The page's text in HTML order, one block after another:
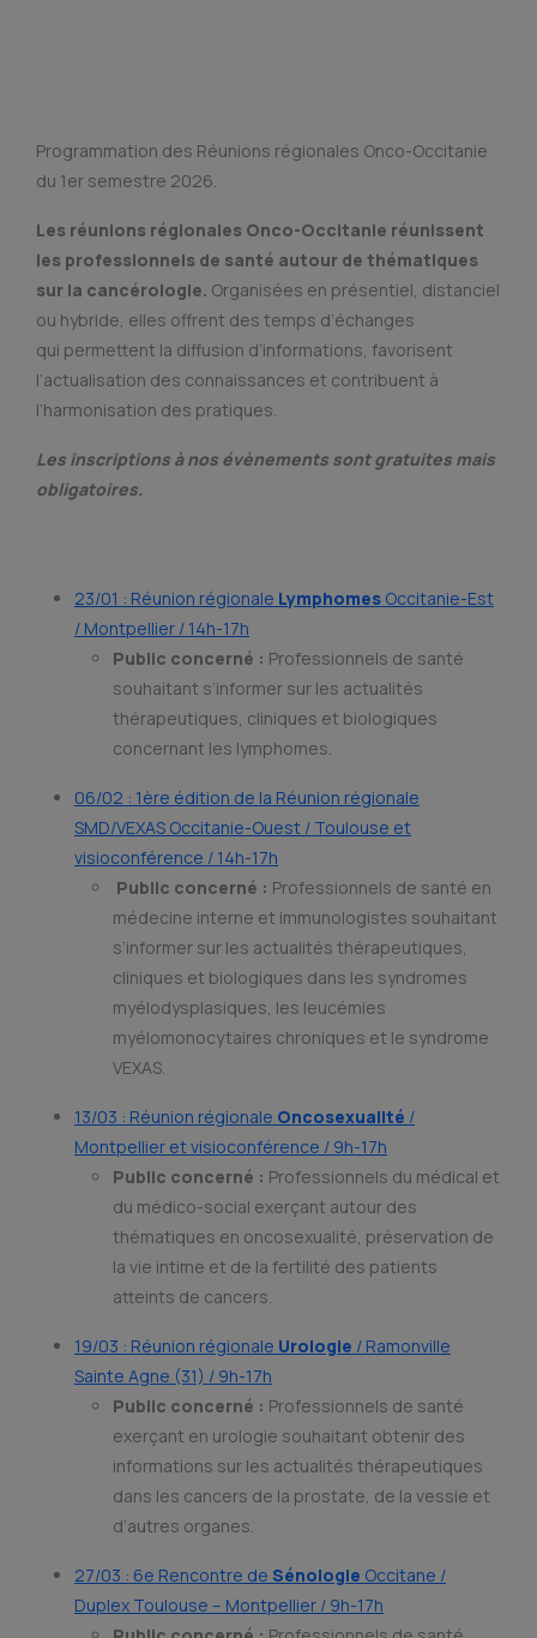
Programmation des Réunions régionales Onco-Occitanie
du 1er semestre 2026.
Les réunions régionales Onco-Occitanie réunissent
les professionnels de santé autour de thématiques
sur la cancérologie. Organisées en présentiel, distanciel
ou hybride, elles offrent des temps d’échanges
qui permettent la diffusion d’informations, favorisent
l’actualisation des connaissances et contribuent à
l’harmonisation des pratiques.
Les inscriptions à nos évènements sont gratuites mais
obligatoires.
23/01 : Réunion régionale Lymphomes Occitanie-Est
/ Montpellier / 14h-17h
Public concerné : Professionnels de santé
souhaitant s’informer sur les actualités
thérapeutiques, cliniques et biologiques
concernant les lymphomes.
06/02 : 1ère édition de la Réunion régionale
SMD/VEXAS Occitanie-Ouest / Toulouse et
visioconférence / 14h-17h
Public concerné : Professionnels de santé en
médecine interne et immunologistes souhaitant
s’informer sur les actualités thérapeutiques,
cliniques et biologiques dans les syndromes
myélodysplasiques, les leucémies
myélomonocytaires chroniques et le syndrome
VEXAS.
13/03 : Réunion régionale Oncosexualité /
Montpellier et visioconférence / 9h-17h
Public concerné : Professionnels du médical et
du médico-social exerçant autour des
thématiques en oncosexualité, préservation de
la vie intime et de la fertilité des patients
atteints de cancers.
19/03 : Réunion régionale Urologie / Ramonville
Sainte Agne (31) / 9h-17h
Public concerné : Professionnels de santé
exerçant en urologie souhaitant obtenir des
informations sur les actualités thérapeutiques
dans les cancers de la prostate, de la vessie et
d’autres organes.
27/03 : 6e Rencontre de Sénologie Occitane /
Duplex Toulouse – Montpellier / 9h-17h